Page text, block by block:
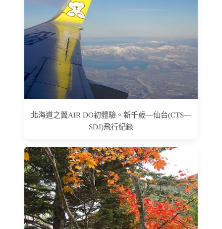
北海道之翼AIR DO初體驗。新千歲—仙台(CTS—
SDJ)飛行紀錄